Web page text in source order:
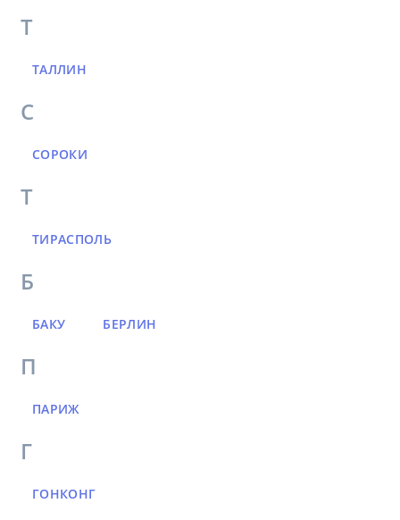
Т
ТАЛЛИН
С
СОРОКИ
Т
ТИРАСПОЛЬ
Б
БАКУ БЕРЛИН
П
ПАРИЖ
Г
ГОНКОНГ